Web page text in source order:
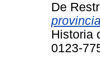
De
Historia
0123-